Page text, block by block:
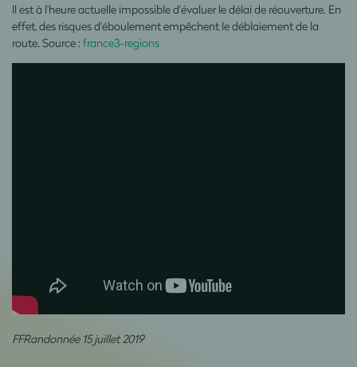
Il est à l'heure actuelle impossible d'évaluer le délai de réouverture. En
effet, des risques d'éboulement empêchent le déblaiement de la
route. Source : france3-regions
FFRandonnée 15 juillet 2019